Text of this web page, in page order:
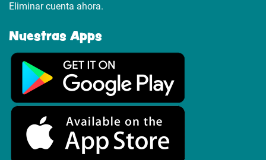
Eliminar cuenta ahora.
Nuestras Apps